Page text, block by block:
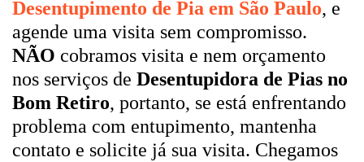
Desentupimento de Pia em São Paulo, e
agende uma visita sem compromisso.
NÃO cobramos visita e nem orçamento
nos serviços de Desentupidora de Pias no
Bom Retiro, portanto, se está enfrentando
problema com entupimento, mantenha
contato e solicite já sua visita. Chegamos